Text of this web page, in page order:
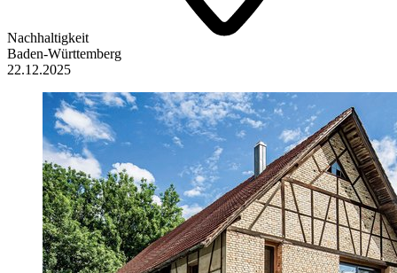
Nachhaltigkeit
Baden-Württemberg
22.12.2025